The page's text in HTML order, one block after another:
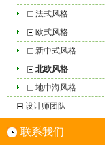
法式风格
欧式风格
新中式风格
北欧风格
地中海风格
设计师团队
联系我们